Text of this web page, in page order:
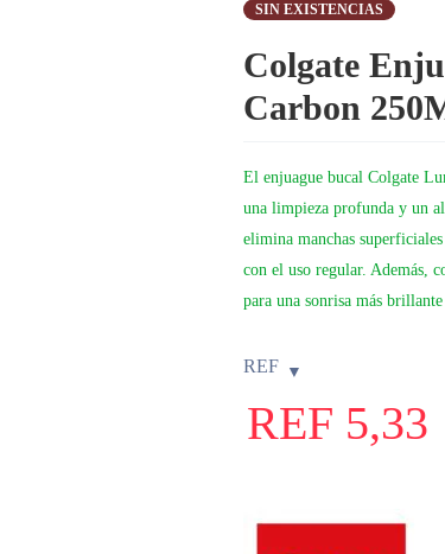
SIN EXISTENCIAS
Colgate
Carbon
El enjuague bucal Colgate
una limpieza profunda y un
elimina manchas
con el uso regular. Además,
para una sonrisa más
REF
REF 5,33